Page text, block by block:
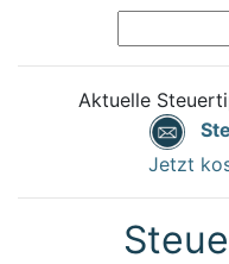
Aktuelle
Jetzt